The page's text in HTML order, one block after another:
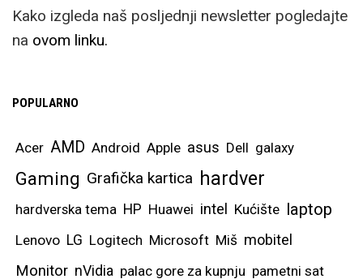
Samsung ističe kako je
aplikacijama, gdje
možete bez problema
dokumenta, pisati
bilješke ili čak cijele
tekstove, uređivati
Kako izgleda naš posljednji newsletter pogledajte
na ovom linku.
POPULARNO
Acer AMD Android Apple asus Dell galaxy
Gaming Grafička kartica hardver
hardverska tema HP Huawei intel Kućište laptop
Lenovo LG Logitech Microsoft Miš mobitel
Monitor nVidia palac gore za kupnju pametni sat